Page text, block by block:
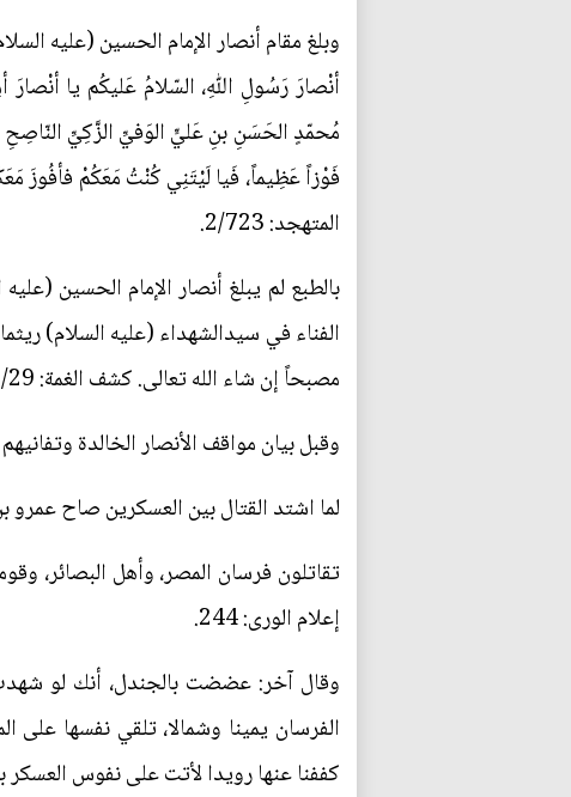
وبلغ مقام أنصار الإمام الحسين (عليه
أنْصارَ رَسُولِ اللّٰهِ‌، السّلامُ عَليكُم يا أنْصارَ
مُحمّدٍ الحَسَنِ بنِ عَليٍّ الوَفيِّ‌ الزَّكِيِّ النّاصِحِ
فَوْزاً عَظِيماً، فَيا لَيْتَنِي كُنْتُ مَعَكُمْ فأفُوزَ
المتهجد: 2/723.
بالطبع لم يبلغ أنصار الإمام الحسين
الفناء في سيدالشهداء (عليه السلام)
مصبحاً إن شاء الله تعالى. كشف الغمة: 2/29.
وقبل بيان مواقف الأنصار الخالدة
لما اشتد القتال بين العسكرين صاح
تقاتلون فرسان المصر، وأهل البصائر،
إعلام الورى: 244.
وقال آخر: عضضت بالجندل، أنك لو شهدت
الفرسان يمينا وشمالا، تلقي نفسها على
كففنا عنها رويدا لأتت على نفوس العسكر